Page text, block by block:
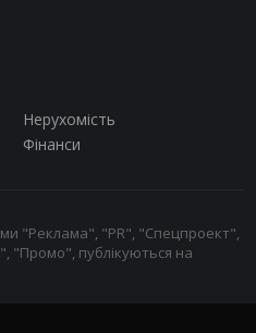
Нерухомість
Фінанси
"Реклама", "PR", "Спецпроект",
"Промо", публікуються на